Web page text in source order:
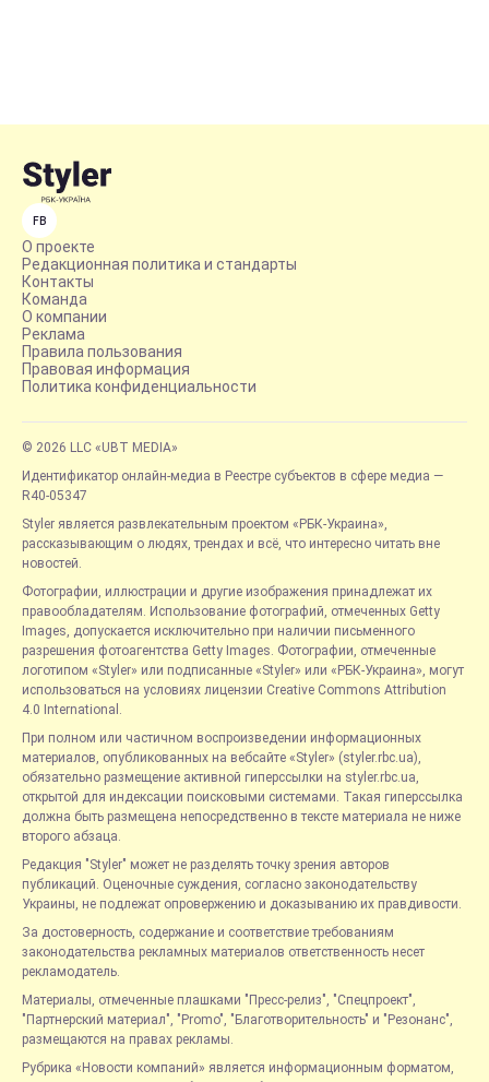
FB
О проекте
Редакционная политика и стандарты
Контакты
Команда
О компании
Реклама
Правила пользования
Правовая информация
Политика конфиденциальности
© 2026 LLC «UBT MEDIA»
Идентификатор онлайн-медиа в Реестре субъектов в сфере медиа —
R40-05347
Styler является развлекательным проектом «РБК-Украина»,
рассказывающим о людях, трендах и всё, что интересно читать вне
новостей.
Фотографии, иллюстрации и другие изображения принадлежат их
правообладателям. Использование фотографий, отмеченных Getty
Images, допускается исключительно при наличии письменного
разрешения фотоагентства Getty Images. Фотографии, отмеченные
логотипом «Styler» или подписанные «Styler» или «РБК-Украина», могут
использоваться на условиях лицензии Creative Commons Attribution
4.0 International.
При полном или частичном воспроизведении информационных
материалов, опубликованных на вебсайте «Styler» (styler.rbc.ua),
обязательно размещение активной гиперссылки на styler.rbc.ua,
открытой для индексации поисковыми системами. Такая гиперссылка
должна быть размещена непосредственно в тексте материала не ниже
второго абзаца.
Редакция "Styler" может не разделять точку зрения авторов
публикаций. Оценочные суждения, согласно законодательству
Украины, не подлежат опровержению и доказыванию их правдивости.
За достоверность, содержание и соответствие требованиям
законодательства рекламных материалов ответственность несет
рекламодатель.
Материалы, отмеченные плашками "Пресс-релиз", "Спецпроект",
"Партнерский материал", "Promo", "Благотворительность" и "Резонанс",
размещаются на правах рекламы.
Рубрика «Новости компаний» является информационным форматом,